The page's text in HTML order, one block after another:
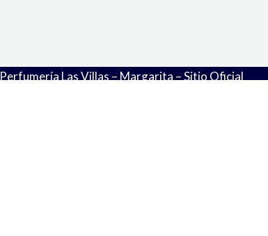
Perfumería Las Villas – Margarita – Sitio Oficial